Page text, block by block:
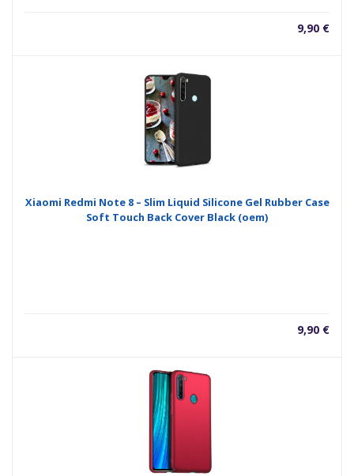
9,90 €
Xiaomi Redmi Note 8 – Slim Liquid Silicone Gel Rubber Case
Soft Touch Back Cover Black (oem)
9,90 €